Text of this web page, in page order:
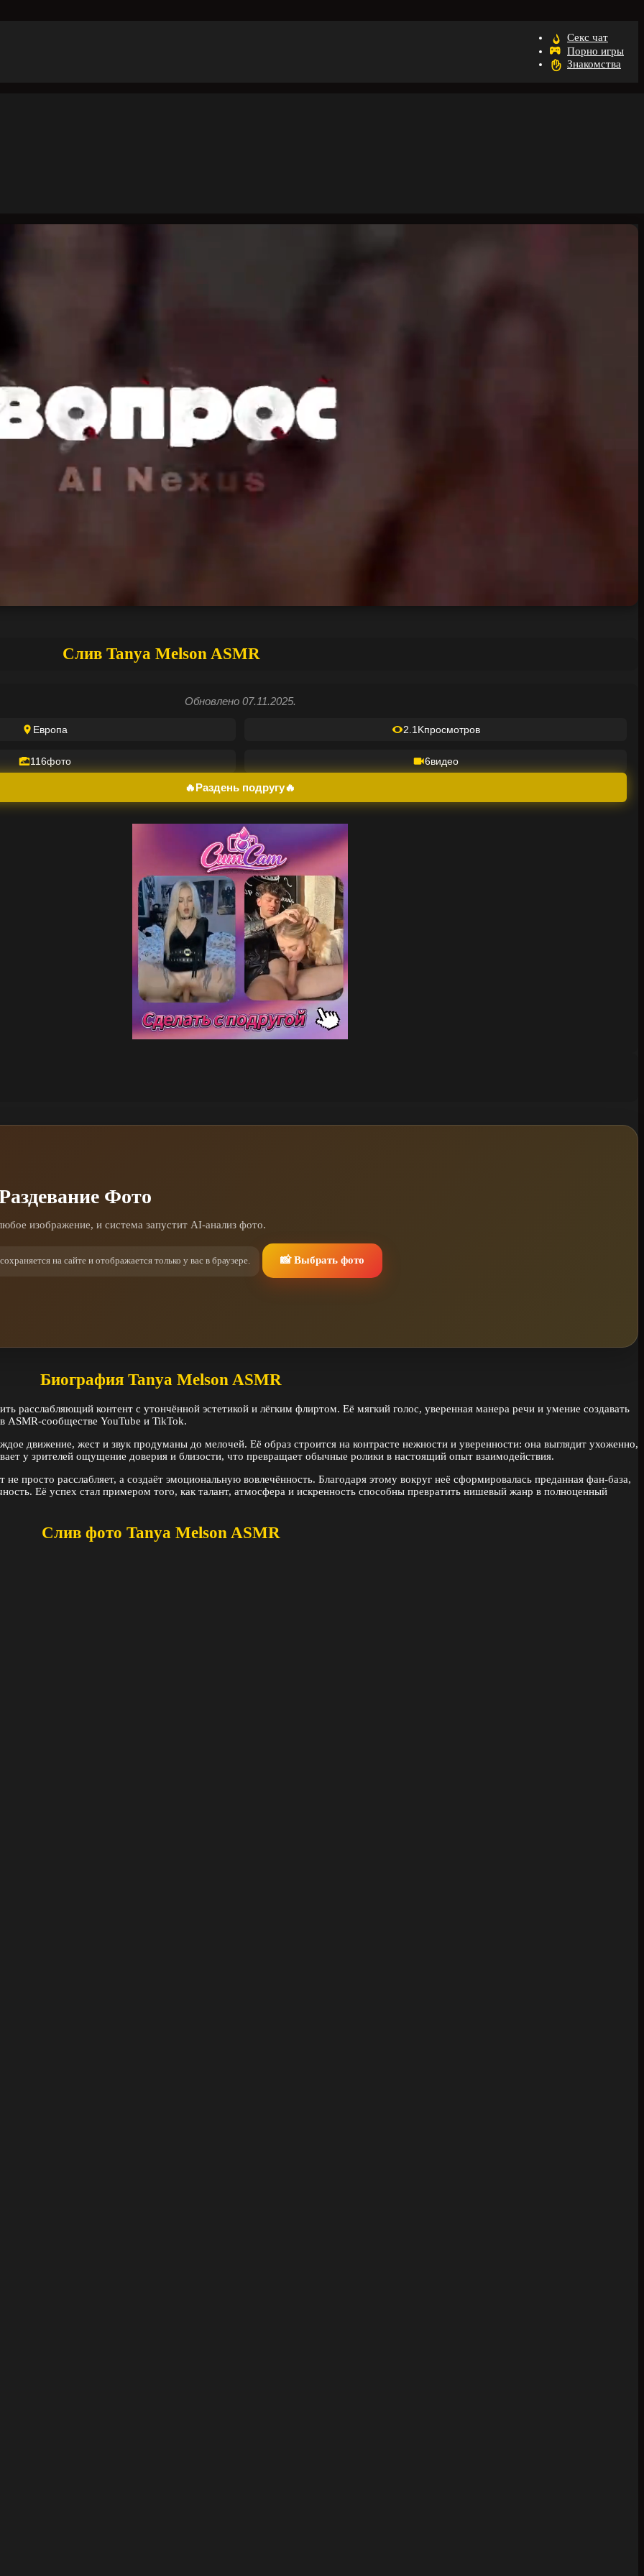
Секс чат
Порно игры
Знакомства
Слив Tanya Melson ASMR
Обновлено 07.11.2025.
Европа 2.1Kпросмотров
116фото 6видео
🔥Раздень подругу🔥
Фото
изображение, и система запустит AI-анализ фото.
на сайте и отображается только у вас в браузере. 📸 Выбрать фото
Биография Tanya Melson ASMR
расслабляющий контент с утончённой эстетикой и лёгким флиртом. Её мягкий голос, уверенная манера речи и умение создавать
ASMR-сообществе YouTube и TikTok.
движение, жест и звук продуманы до мелочей. Её образ строится на контрасте нежности и уверенности: она выглядит ухоженно,
у зрителей ощущение доверия и близости, что превращает обычные ролики в настоящий опыт взаимодействия.
просто расслабляет, а создаёт эмоциональную вовлечённость. Благодаря этому вокруг неё сформировалась преданная фан-база,
Её успех стал примером того, как талант, атмосфера и искренность способны превратить нишевый жанр в полноценный
Слив фото Tanya Melson ASMR